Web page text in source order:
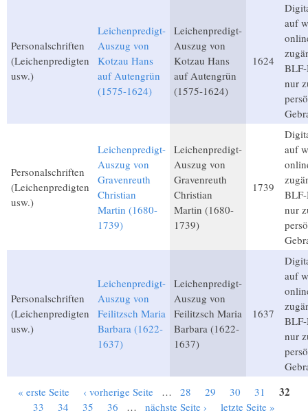
Personalschriften
(Leichenpredigten
usw.)
Leichenpredigt-
Auszug von
Kotzau Hans
auf Autengrün
(1575-1624)
Leichenpredigt-
Auszug von
Kotzau Hans
auf Autengrün
(1575-1624)
1624
auf
nur
Personalschriften
(Leichenpredigten
usw.)
Leichenpredigt-
Auszug von
Gravenreuth
Christian
Martin (1680-
1739)
Leichenpredigt-
Auszug von
Gravenreuth
Christian
Martin (1680-
1739)
1739
auf
nur
Personalschriften
(Leichenpredigten
usw.)
Leichenpredigt-
Auszug von
Feilitzsch Maria
Barbara (1622-
1637)
Leichenpredigt-
Auszug von
Feilitzsch Maria
Barbara (1622-
1637)
1637
auf
nur
Seiten
« erste Seite ‹ vorherige Seite … 28 29 30 31 32
33 34 35 36 … nächste Seite ›
letzte Seite »